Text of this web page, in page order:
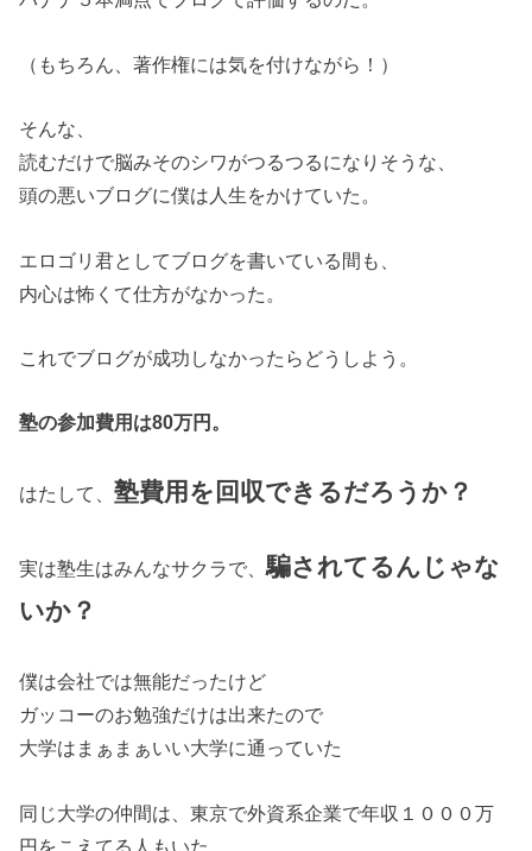
（もちろん、著作権には気を付けながら！）
そんな、
読むだけで脳みそのシワがつるつるになりそうな、
頭の悪いブログに僕は人生をかけていた。
エロゴリ君としてブログを書いている間も、
内心は怖くて仕方がなかった。
これでブログが成功しなかったらどうしよう。
塾の参加費用は80万円。
はたして、塾費用を回収できるだろうか？
実は塾生はみんなサクラで、騙されてるんじゃな
いか？
僕は会社では無能だったけど
ガッコーのお勉強だけは出来たので
大学はまぁまぁいい大学に通っていた
同じ大学の仲間は、東京で外資系企業で年収１０００万
円をこえてる人もいた。